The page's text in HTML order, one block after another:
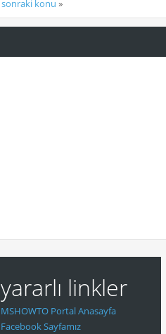
sonraki konu »
yararlı linkler
MSHOWTO Portal Anasayfa
Facebook Sayfamız